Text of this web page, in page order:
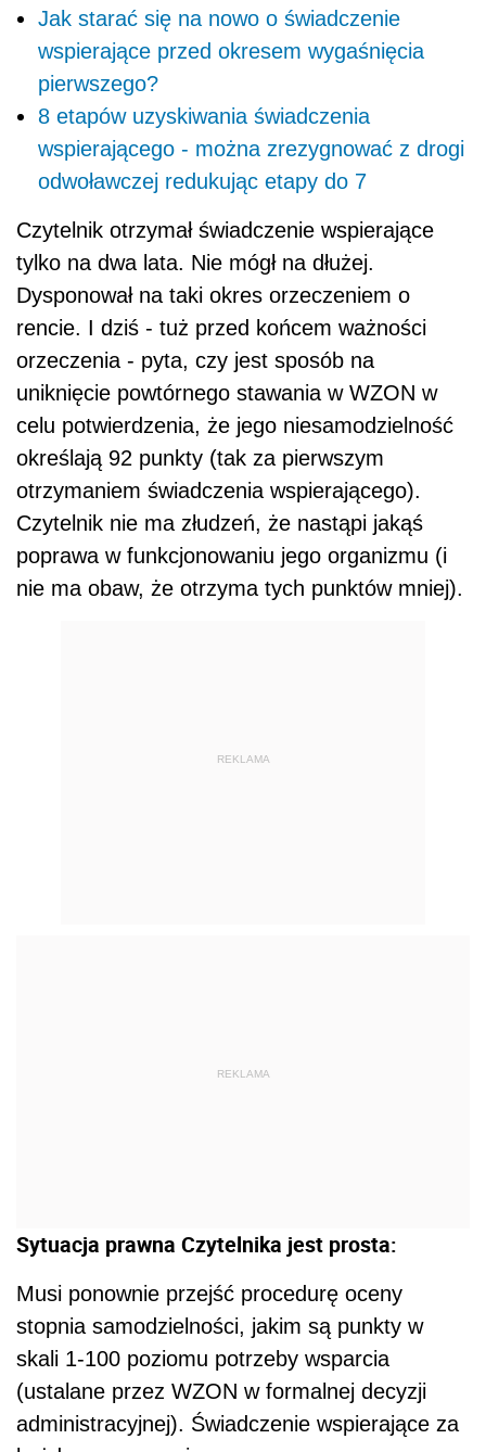
Jak starać się na nowo o świadczenie
wspierające przed okresem wygaśnięcia
pierwszego?
8 etapów uzyskiwania świadczenia
wspierającego - można zrezygnować z drogi
odwoławczej redukując etapy do 7
Czytelnik otrzymał świadczenie wspierające
tylko na dwa lata. Nie mógł na dłużej.
Dysponował na taki okres orzeczeniem o
rencie. I dziś - tuż przed końcem ważności
orzeczenia - pyta, czy jest sposób na
uniknięcie powtórnego stawania w WZON w
celu potwierdzenia, że jego niesamodzielność
określają 92 punkty (tak za pierwszym
otrzymaniem świadczenia wspierającego).
Czytelnik nie ma złudzeń, że nastąpi jakąś
poprawa w funkcjonowaniu jego organizmu (i
nie ma obaw, że otrzyma tych punktów mniej).
REKLAMA
REKLAMA
Sytuacja prawna Czytelnika jest prosta:
Musi ponownie przejść procedurę oceny
stopnia samodzielności, jakim są punkty w
skali 1-100 poziomu potrzeby wsparcia
(ustalane przez WZON w formalnej decyzji
administracyjnej). Świadczenie wspierające za